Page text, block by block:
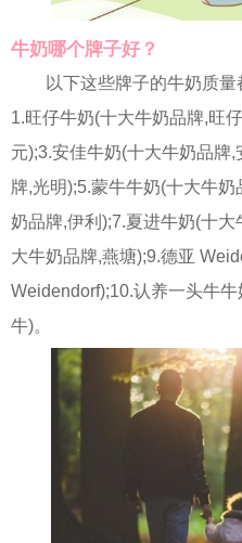
牛奶哪个牌子好？
以下这些牌子的牛奶质量
1.旺仔牛奶(十大牛奶品牌,旺
元);3.安佳牛奶(十大牛奶品牌
牌,光明);5.蒙牛牛奶(十大牛
奶品牌,伊利);7.夏进牛奶(十
大牛奶品牌,燕塘);9.德亚
Weidendorf);10.认养一头牛
牛)。